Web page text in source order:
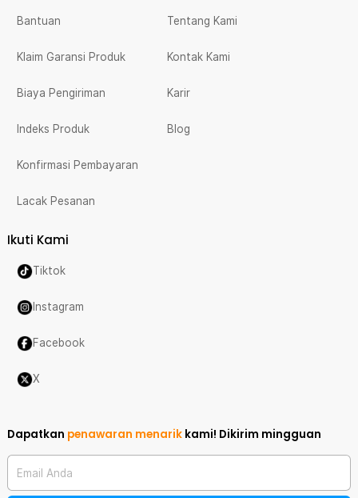
Bantuan
Klaim Garansi Produk
Biaya Pengiriman
Indeks Produk
Konfirmasi Pembayaran
Lacak Pesanan
Tentang Kami
Kontak Kami
Karir
Blog
Ikuti Kami
Tiktok
Instagram
Facebook
X
Dapatkan penawaran menarik kami! Dikirim mingguan
Email Anda